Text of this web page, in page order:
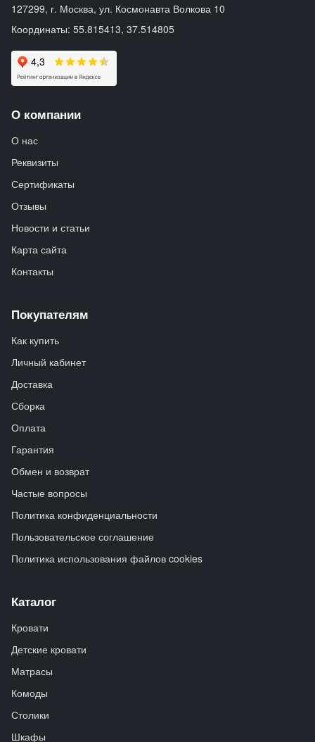
127299, г. Москва, ул. Космонавта Волкова 10
Координаты: 55.815413, 37.514805
О компании
О нас
Реквизиты
Сертификаты
Отзывы
Новости и статьи
Карта сайта
Контакты
Покупателям
Как купить
Личный кабинет
Доставка
Сборка
Оплата
Гарантия
Обмен и возврат
Частые вопросы
Политика конфиденциальности
Пользовательское соглашение
Политика использования файлов cookies
Каталог
Кровати
Детские кровати
Матрасы
Комоды
Столики
Шкафы